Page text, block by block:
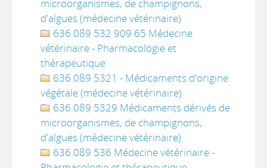
microorganismes, de champignons,
d'algues (médecine vétérinaire)
636.089 532 909 65 Médecine
vétérinaire - Pharmacologie et
thérapeutique
636.089 5321 - Médicaments d'origine
végétale (médecine vétérinaire)
636.089 5329 Médicaments dérivés de
microorganismes, de champignons,
d'algues (médecine vétérinaire)
636.089 536 Médecine vétérinaire -